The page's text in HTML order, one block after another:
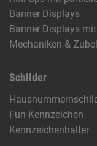
Banner Displays
Banner Displays
Mechaniken &
Schilder
Fun-Kennzeichen
Kennzeichenhalter